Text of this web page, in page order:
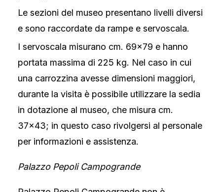
Le sezioni del museo presentano livelli diversi
e sono raccordate da rampe e servoscala.
I servoscala misurano cm. 69×79 e hanno
portata massima di 225 kg. Nel caso in cui
una carrozzina avesse dimensioni maggiori,
durante la visita è possibile utilizzare la sedia
in dotazione al museo, che misura cm.
37×43; in questo caso rivolgersi al personale
per informazioni e assistenza.
Palazzo Pepoli Campogrande